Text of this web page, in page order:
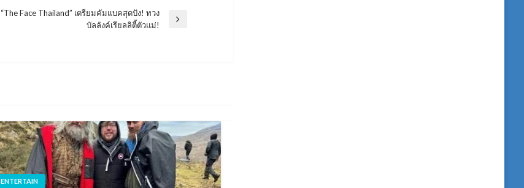
“The Face Thailand” เตรียมคัมแบคสุดปัง! ทวง
บัลลังค์เรียลลิตี้ตัวแม่!
ENTERTAIN